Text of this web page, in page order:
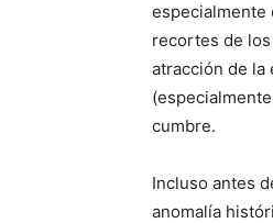
especialmente
recortes de
atracción de la
cumbre.
Incluso antes
anomalía